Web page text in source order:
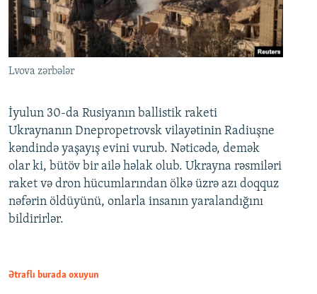
Lvova zərbələr
İyulun 30-da Rusiyanın ballistik raketi
Ukraynanın Dnepropetrovsk vilayətinin Radiuşne
kəndində yaşayış evini vurub. Nəticədə, demək
olar ki, bütöv bir ailə həlak olub. Ukrayna rəsmiləri
raket və dron hücumlarından ölkə üzrə azı doqquz
nəfərin öldüyünü, onlarla insanın yaralandığını
bildirirlər.
Ətraflı burada oxuyun